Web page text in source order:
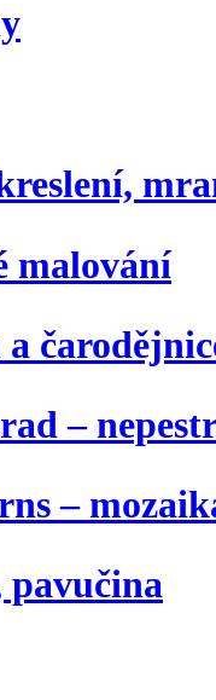
malování
–
–
pavučina